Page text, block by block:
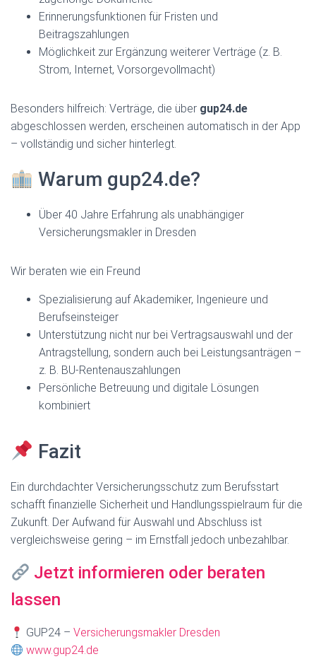
Erinnerungsfunktionen für Fristen und
Beitragszahlungen
Möglichkeit zur Ergänzung weiterer Verträge (z. B.
Strom, Internet, Vorsorgevollmacht)
Besonders hilfreich: Verträge, die über gup24.de
abgeschlossen werden, erscheinen automatisch in der App
– vollständig und sicher hinterlegt.
Warum gup24.de?
Über 40 Jahre Erfahrung als unabhängiger
Versicherungsmakler in Dresden
Wir beraten wie ein Freund
Spezialisierung auf Akademiker, Ingenieure und
Berufseinsteiger
Unterstützung nicht nur bei Vertragsauswahl und der
Antragstellung, sondern auch bei Leistungsanträgen –
z. B. BU-Rentenauszahlungen
Persönliche Betreuung und digitale Lösungen
kombiniert
Fazit
Ein durchdachter Versicherungsschutz zum Berufsstart
schafft finanzielle Sicherheit und Handlungsspielraum für die
Zukunft. Der Aufwand für Auswahl und Abschluss ist
vergleichsweise gering – im Ernstfall jedoch unbezahlbar.
Jetzt informieren oder beraten
lassen
GUP24 –Versicherungsmakler Dresden
www.gup24.de